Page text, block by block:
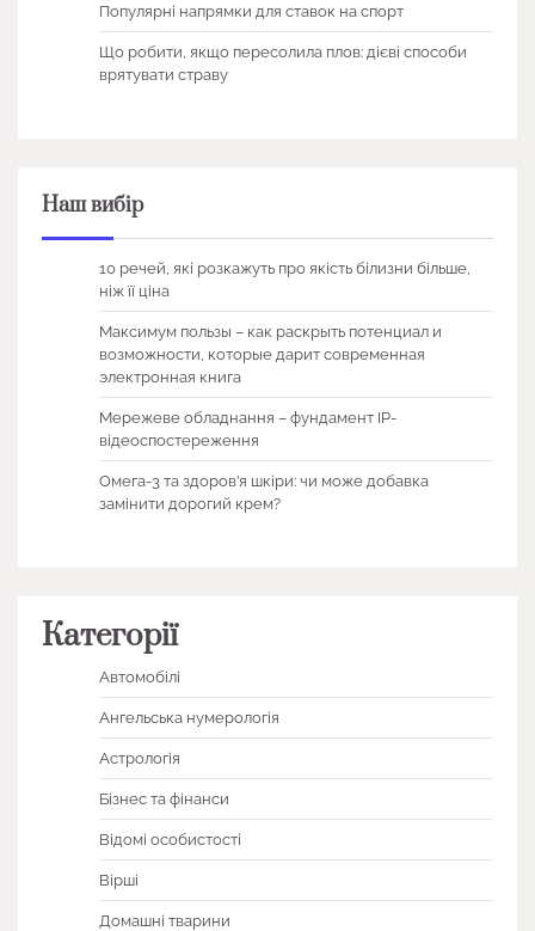
Популярні напрямки для ставок на спорт
Що робити, якщо пересолила плов: дієві способи
врятувати страву
Наш вибір
10 речей, які розкажуть про якість білизни більше,
ніж її ціна
Максимум пользы – как раскрыть потенциал и
возможности, которые дарит современная
электронная книга
Мережеве обладнання – фундамент IP-
відеоспостереження
Омега-3 та здоров’я шкіри: чи може добавка
замінити дорогий крем?
Категорії
Автомобілі
Ангельська нумерологія
Астрологія
Бізнес та фінанси
Відомі особистості
Вірші
Домашні тварини